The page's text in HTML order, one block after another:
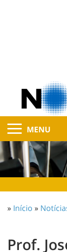
MENU
» Início »
Prof.